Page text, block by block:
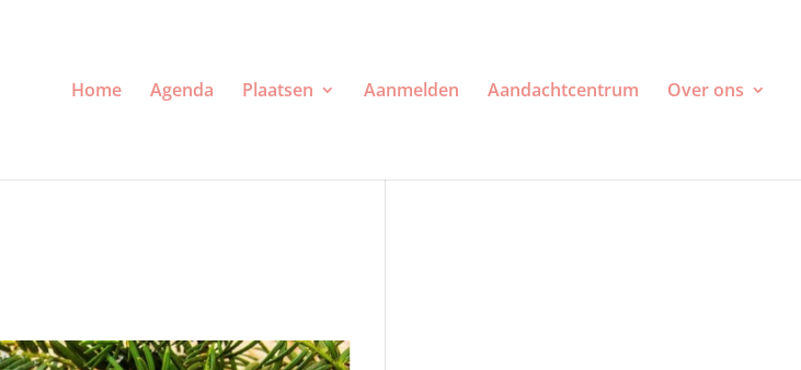
Home Agenda Plaatsen Aanmelden Aandachtcentrum Over ons